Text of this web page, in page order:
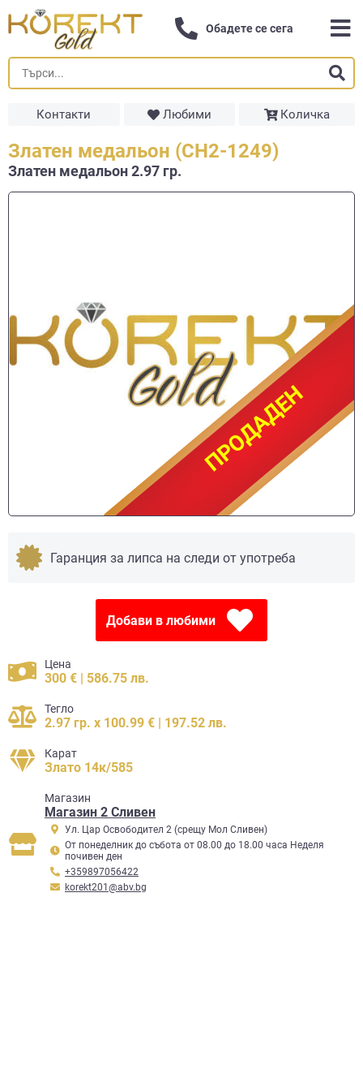
Обадете се сега
Контакти Любими Количка
Златен медальон (СН2-1249)
Златен медальон 2.97 гр.
ПРОДАДЕН
ПРОДАДЕН
Гаранция за липса на следи от употреба
Добави в любими
Цена
300 € | 586.75 лв.
Тегло
2.97 гр. x 100.99 € | 197.52 лв.
Карат
Злато 14к/585
Mагазин
Магазин 2 Сливен
Ул. Цар Освободител 2 (срещу Мол Сливен)
От понеделник до събота от 08.00 до 18.00 часа Неделя
почивен ден
+359897056422
korekt201@abv.bg